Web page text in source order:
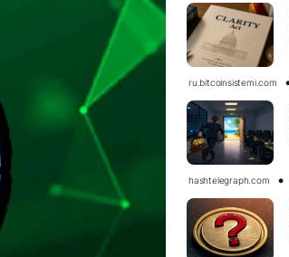
ru.bitcoinsistemi.com
hashtelegraph.com